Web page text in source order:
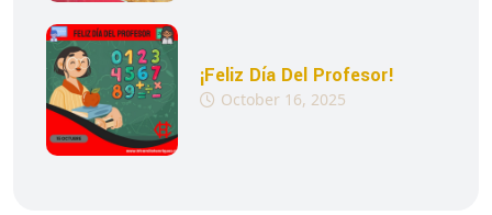
¡Feliz Día Del Profesor!
October 16, 2025